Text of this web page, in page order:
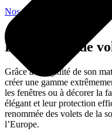
Nos projets
Fabrication de
Grâce à la rigidité de son
créer une gamme
les fenêtres ou à décorer la
élégant et leur protection
renommée des volets de la
l’Europe.